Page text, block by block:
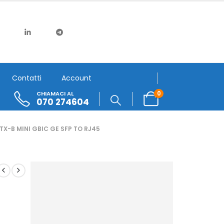
Contatti Account
CHIAMACI AL
070 274604
0
B MINI GBIC GE SFP TO RJ45